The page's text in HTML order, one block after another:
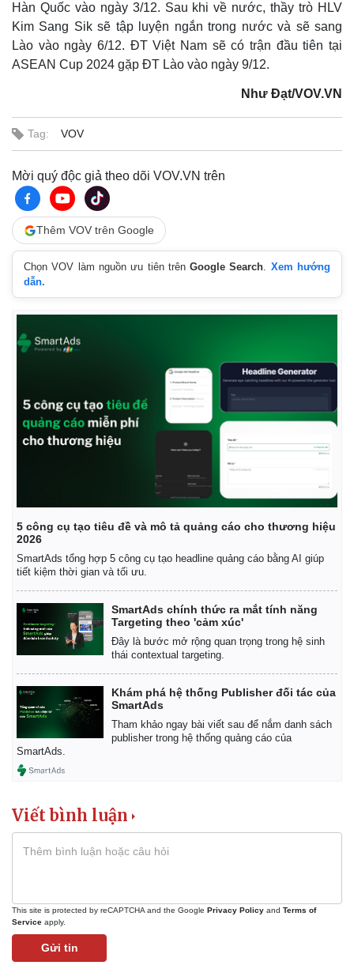
Thế giới
Cuộc sống đó đây
Hồ sơ
Ảnh
Hàn Quốc vào ngày 3/12. Sau khi về nước, thầy trò HLV
Kim Sang Sik sẽ tập luyện ngắn trong nước và sẽ sang
Lào vào ngày 6/12. ĐT Việt Nam sẽ có trận đầu tiên tại
ASEAN Cup 2024 gặp ĐT Lào vào ngày 9/12.
Như Đạt/VOV.VN
Tag: VOV
Mời quý độc giả theo dõi VOV.VN trên
Thêm VOV trên Google
Chọn VOV làm nguồn ưu tiên trênGoogle Search. Xem hướng
dẫn.
5 công cụ tạo tiêu đề và mô tả quảng cáo cho thương hiệu
2026
SmartAds tổng hợp 5 công cụ tạo headline quảng cáo bằng AI giúp
tiết kiệm thời gian và tối ưu.
SmartAds chính thức ra mắt tính năng
Targeting theo 'cảm xúc'
Đây là bước mở rộng quan trọng trong hệ sinh
thái contextual targeting.
Khám phá hệ thống Publisher đối tác của
SmartAds
Tham khảo ngay bài viết sau để nắm danh sách
publisher trong hệ thống quảng cáo của
SmartAds.
Viết bình luận
This site is protected by reCAPTCHA and the Google Privacy Policy and Terms of
Service apply.
Gửi tin